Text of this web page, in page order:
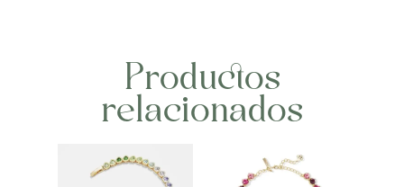
Productos
relacionados